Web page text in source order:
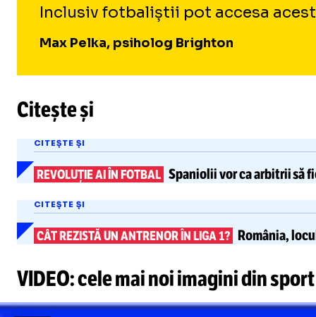
Inclusiv fotbaliștii pot accesa
Max Pelka, psiholog Brighton
Citește și
CITEȘTE ȘI
REVOLUȚIE AI ÎN FOTBAL Spaniolii vor caarbitrii să
CITEȘTE ȘI
CÂT REZISTĂ UN ANTRENOR ÎN LIGA 1? România,
VIDEO: cele mai noi imagini din sport